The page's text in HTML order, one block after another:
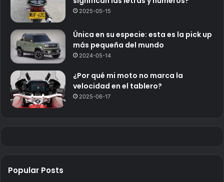
2025-05-15
Única en su especie: esta es la pick up
más pequeña del mundo
2024-05-14
¿Por qué mi moto no marca la
velocidad en el tablero?
2025-06-17
Popular Posts